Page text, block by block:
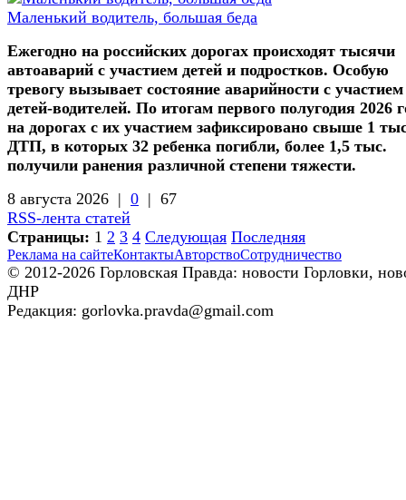
Маленький водитель, большая беда
Ежегодно на российских дорогах происходят тысячи
автоаварий с участием детей и подростков. Особую
тревогу вызывает состояние аварийности с участием
детей-водителей. По итогам первого полугодия 2026
на дорогах с их участием зафиксировано свыше 1
ДТП, в которых 32 ребенка погибли, более 1,5 тыс.
получили ранения различной степени тяжести.
8 августа 2026 | 0 | 67
RSS-лента статей
Страницы: 1 2 3 4 Следующая Последняя
Реклама на сайтеКонтактыАвторствоСотрудничество
© 2012-2026 Горловская Правда: новости Горловки,
ДНР
Редакция: gorlovka.pravda@gmail.com